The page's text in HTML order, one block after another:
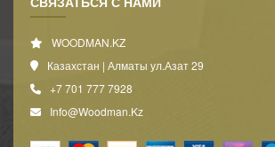
WOODMAN.KZ
Казахстан | Алматы ул.Азат 29
+7 701 777 7928
Info@woodman.kz